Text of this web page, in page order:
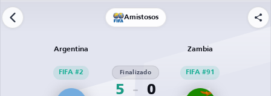
Amistosos
Argentina
FIFA #2
5
Finalizado
0
Zambia
FIFA #91